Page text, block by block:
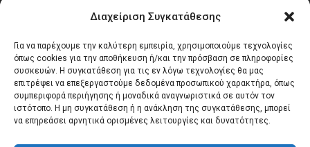
Διαχείριση Συγκατάθεσης
Για να παρέχουμε την καλύτερη εμπειρία, χρησιμοποιούμε τεχνολογίες
όπως cookies για την αποθήκευση ή/και την πρόσβαση σε πληροφορίες
συσκευών. Η συγκατάθεση για τις εν λόγω τεχνολογίες θα μας
επιτρέψει να επεξεργαστούμε δεδομένα προσωπικού χαρακτήρα, όπως
συμπεριφορά περιήγησης ή μοναδικά αναγνωριστικά σε αυτόν τον
ιστότοπο. Η μη συγκατάθεση ή η ανάκληση της συγκατάθεσης, μπορεί
να επηρεάσει αρνητικά ορισμένες λειτουργίες και δυνατότητες.
email:info@generalmusic.gr
Ωρες Λειτουργίας:
Δευτέρα – Παρασκευή 10:00 – 17:00